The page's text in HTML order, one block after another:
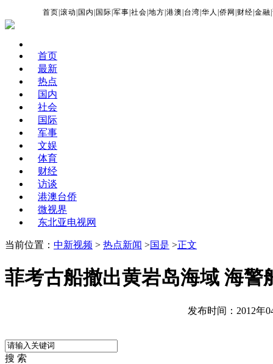
首页 |滚动 国内 国际 |军事 |社会 |地方 |港澳 台湾 |华人 |侨网 财经 |金融 |
首页
最新
热点
国内
社会
国际
军事
文娱
体育
财经
访谈
港澳台侨
微视界
东北亚电视网
当前位置： 中新视频 > 热点新闻 >国是 >正文
菲考古船撤出黄岩岛海域 海警
发布时间：2012年
搜 索